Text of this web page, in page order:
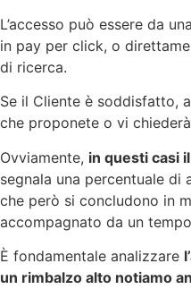
L’accesso può essere da
in pay per click, o
di ricerca.
Se il Cliente è soddisfatto,
che proponete o vi
Ovviamente, in questi casi
segnala una percentuale di
che però si concludono in
accompagnato da un
È fondamentale analizzare
un rimbalzo alto notiamo